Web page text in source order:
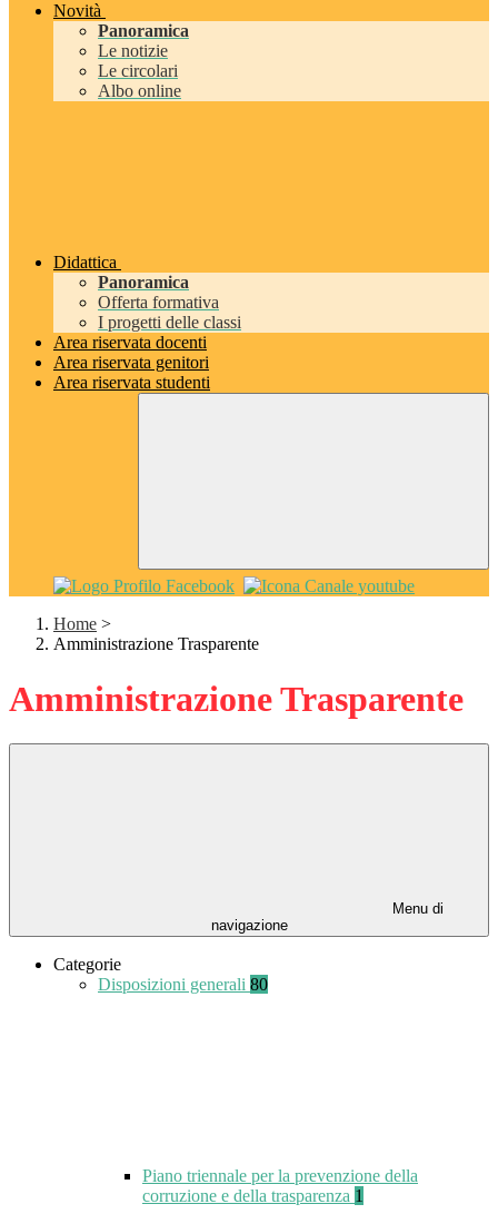
Novità
Panoramica
Le notizie
Le circolari
Albo online
Didattica
Panoramica
Offerta formativa
I progetti delle classi
Area riservata docenti
Area riservata genitori
Area riservata studenti
Home >
Amministrazione Trasparente
Amministrazione Trasparente
Menu di
navigazione
Categorie
Disposizioni generali 80
Piano triennale per la prevenzione della
corruzione e della trasparenza 1